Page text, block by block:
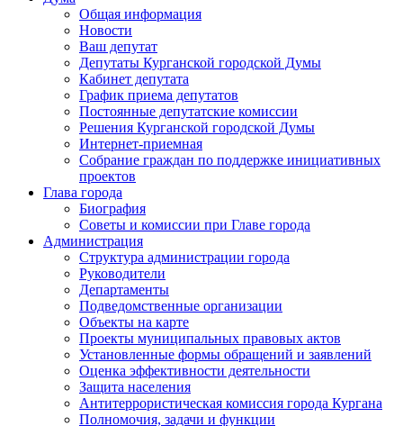
Общая информация
Новости
Ваш депутат
Депутаты Курганской городской Думы
Кабинет депутата
График приема депутатов
Постоянные депутатские комиссии
Решения Курганской городской Думы
Интернет-приемная
Собрание граждан по поддержке инициативных
проектов
Глава города
Биография
Советы и комиссии при Главе города
Администрация
Структура администрации города
Руководители
Департаменты
Подведомственные организации
Объекты на карте
Проекты муниципальных правовых актов
Установленные формы обращений и заявлений
Оценка эффективности деятельности
Защита населения
Антитеррористическая комиссия города Кургана
Полномочия, задачи и функции